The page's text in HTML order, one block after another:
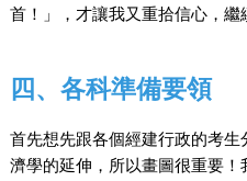
首！」，才讓我又重拾信心，繼
四、各科準備要領
首先想先跟各個經建行政的考
濟學的延伸，所以畫圖很重要